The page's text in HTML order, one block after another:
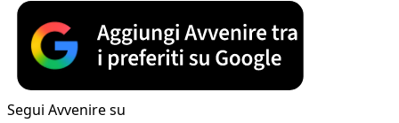
Segui Avvenire su